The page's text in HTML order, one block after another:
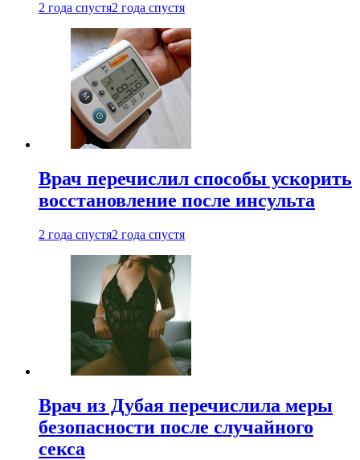
2 года спустя2 года спустя
Врач перечислил способы ускорить
восстановление после инсульта
2 года спустя2 года спустя
Врач из Дубая перечислила меры
безопасности после случайного
секса